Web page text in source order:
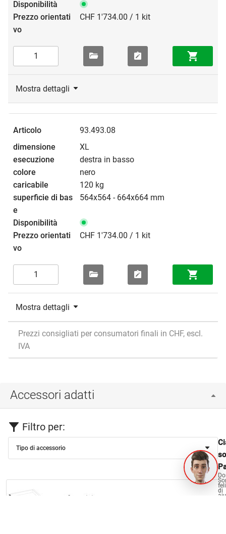
CHF 1'734.00 / 1 kit
Mostra dettagli
93.493.08
XL
destra in basso
nero
120 kg
564x564 - 664x664 mm
CHF 1'734.00 / 1 kit
Mostra dettagli
Prezzi consigliati per consumatori finali in CHF, escl.
IVA
Accessori adatti
Filtro per:
Tipo di accessorio
di